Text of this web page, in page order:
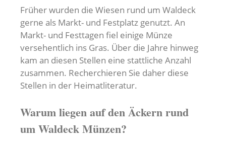
Früher wurden die Wiesen rund um Waldeck
gerne als Markt- und Festplatz genutzt. An
Markt- und Festtagen fiel einige Münze
versehentlich ins Gras. Über die Jahre hinweg
kam an diesen Stellen eine stattliche Anzahl
zusammen. Recherchieren Sie daher diese
Stellen in der Heimatliteratur.
Warum liegen auf den Äckern rund
um Waldeck Münzen?